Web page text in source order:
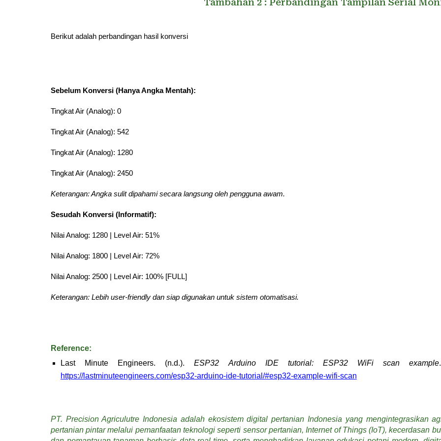
Tambahan 2 : Perbandingan Tampilan Serial
Berikut adalah perbandingan hasil konversi
Sebelum Konversi (Hanya Angka Mentah):
Tingkat Air (Analog): 0
Tingkat Air (Analog): 542
Tingkat Air (Analog): 1280
Tingkat Air (Analog): 2450
Keterangan: Angka sulit dipahami secara langsung oleh pengguna awam.
Sesudah Konversi (Informatif):
Nilai Analog: 1280 | Level Air: 51%
Nilai Analog: 1800 | Level Air: 72%
Nilai Analog: 2500 | Level Air: 100% [FULL]
Keterangan: Lebih user-friendly dan siap digunakan untuk sistem otomatisasi.
Reference:
Last Minute Engineers. (n.d.).ESP32 Arduino IDE tutorial: ESP32 WiFi scan example
https://lastminuteengineers.com/esp32-arduino-ide-tutorial/#esp32-example-wifi-scan
PT. Precision Agriculutre Indonesia adalah ekosistem digital pertanian Indonesia yang mengintegrasikan
pertanian pintar melalui pemanfaatan teknologi seperti sensor pertanian, Internet of Things (IoT), kecerdasan